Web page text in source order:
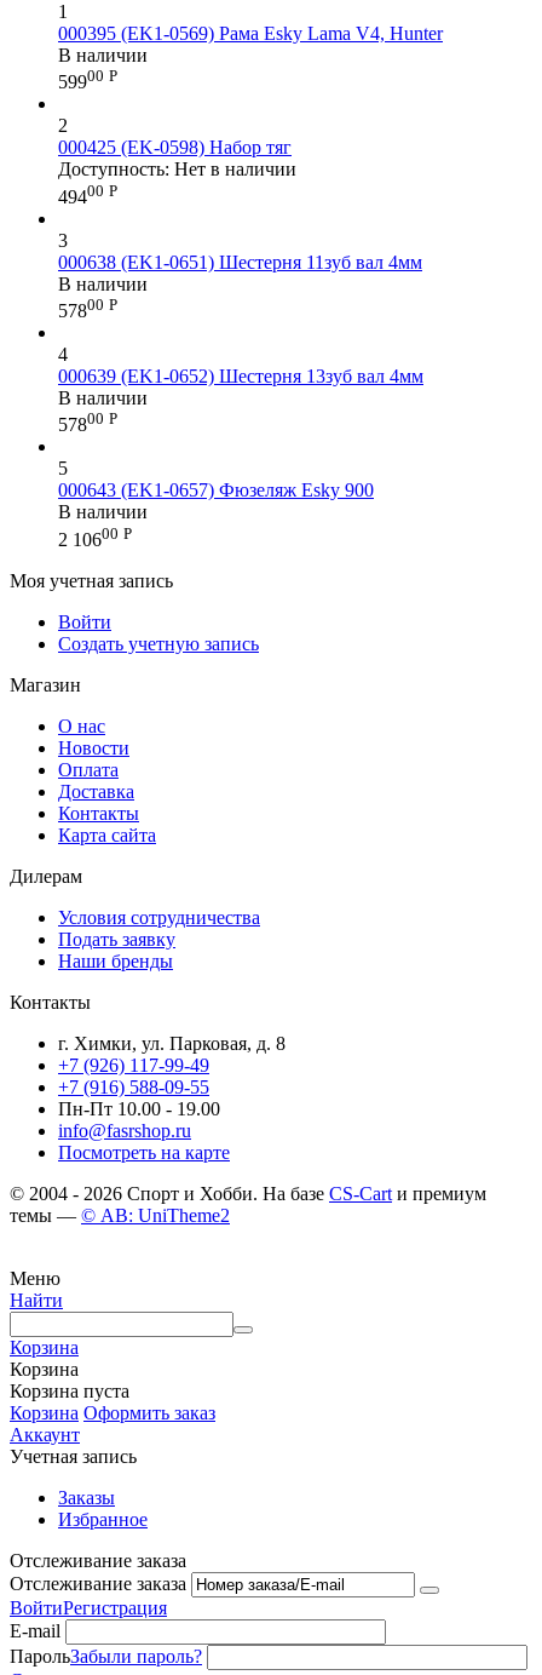
1
000395 (EK1-0569) Рама Esky Lama V4, Hunter
В наличии
59900 Р
2
000425 (EK-0598) Набор тяг
Доступность: Нет в наличии
49400 Р
3
000638 (EK1-0651) Шестерня 11зуб вал 4мм
В наличии
57800 Р
4
000639 (EK1-0652) Шестерня 13зуб вал 4мм
В наличии
57800 Р
5
000643 (EK1-0657) Фюзеляж Esky 900
В наличии
2 10600 Р
Моя учетная запись
Войти
Создать учетную запись
Магазин
О нас
Новости
Оплата
Доставка
Контакты
Карта сайта
Дилерам
Условия сотрудничества
Подать заявку
Наши бренды
Контакты
г. Химки, ул. Парковая, д. 8
+7 (926) 117-99-49
+7 (916) 588-09-55
Пн-Пт 10.00 - 19.00
info@fasrshop.ru
Посмотреть на карте
© 2004 - 2026 Спорт и Хобби. На базе CS-Cart и премиум
темы — © AB: UniTheme2
Меню
Найти
Корзина
Корзина
Корзина пуста
Корзина Оформить заказ
Аккаунт
Учетная запись
Заказы
Избранное
Отслеживание заказа
Отслеживание заказа
ВойтиРегистрация
E-mail
ПарольЗабыли пароль?